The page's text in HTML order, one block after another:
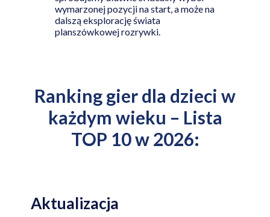
wymarzonej pozycji na start, a może na
dalszą eksplorację świata
planszówkowej rozrywki.
Ranking gier dla dzieci w
każdym wieku – Lista
TOP 10 w 2026:
Aktualizacja